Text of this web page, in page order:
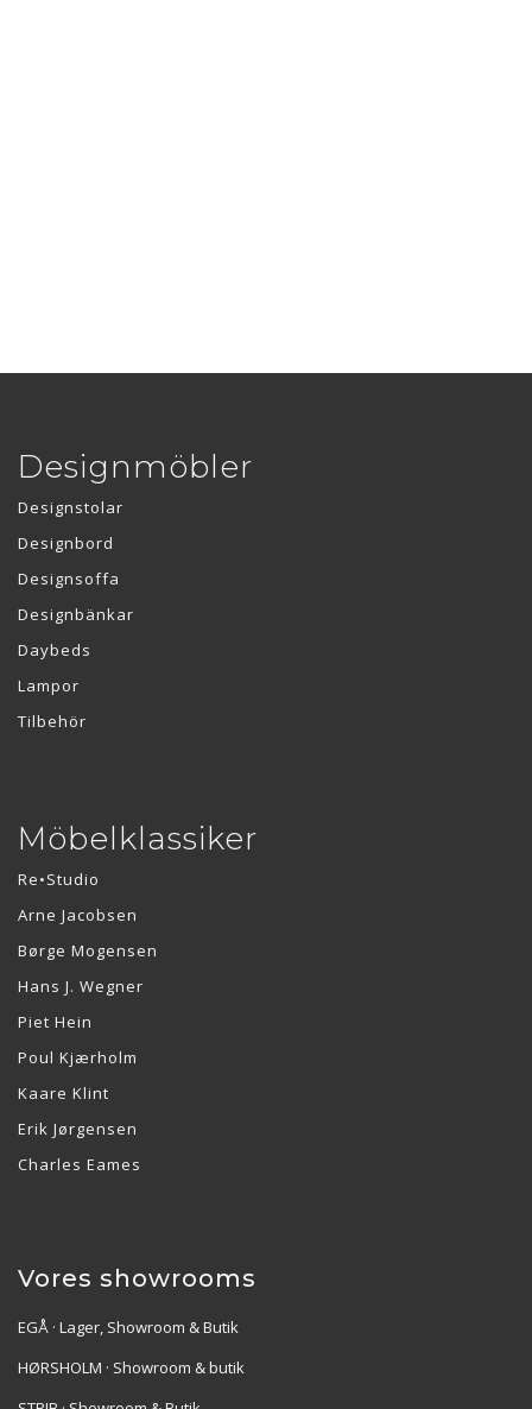
Designmöbler
Designstolar
Designbord
Designsoffa
Designbänkar
Daybeds
Lampor
Tilbehör
Möbelklassiker
Re•Studio
Arne Jacobsen
Børge Mogensen
Hans J. Wegner
Piet Hein
Poul Kjærholm
Kaare Klint
Erik Jørgensen
Charles Eames
Vores showrooms
EGÅ · Lager, Showroom & Butik
HØRSHOLM · Showroom & butik